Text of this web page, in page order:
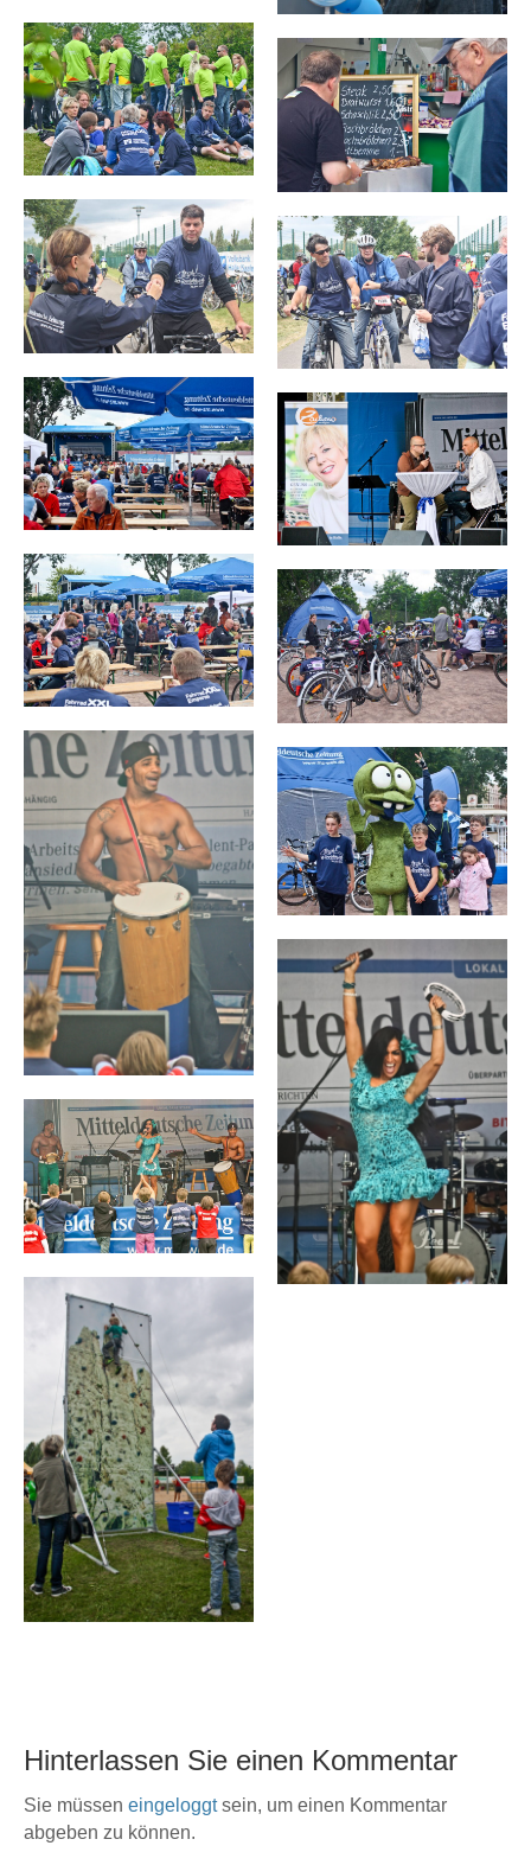
Hinterlassen Sie einen Kommentar
Sie müssen eingeloggtsein, um einen Kommentar
abgeben zu können.